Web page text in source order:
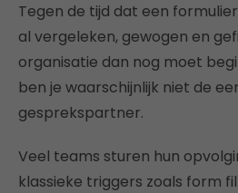
Tegen de tijd dat een
al vergeleken, gewogen en
organisatie dan nog moet
ben je waarschijnlijk niet de
gesprekspartner.
Veel teams sturen hun
klassieke triggers zoals form